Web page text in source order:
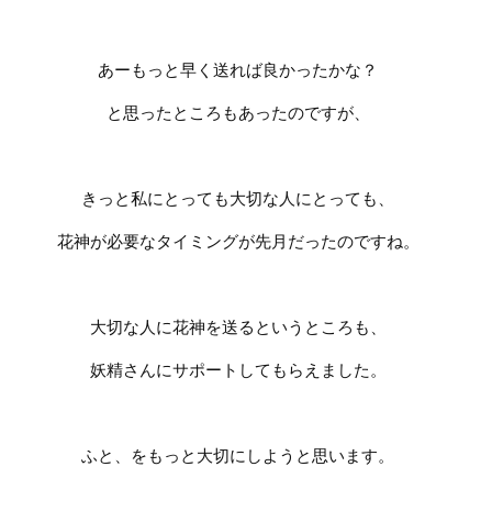
あーもっと早く送れば良かったかな？
と思ったところもあったのですが、
きっと私にとっても大切な人にとっても、
花神が必要なタイミングが先月だったのですね。
大切な人に花神を送るというところも、
妖精さんにサポートしてもらえました。
ふと、をもっと大切にしようと思います。